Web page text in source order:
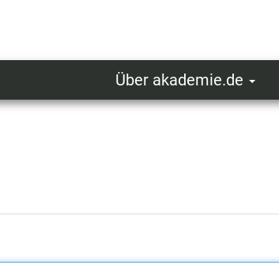
User
Über akademie.de